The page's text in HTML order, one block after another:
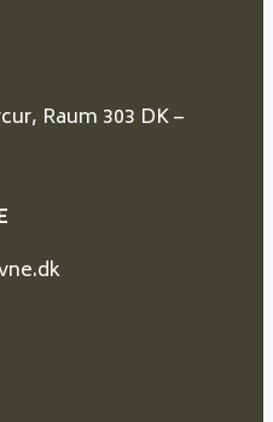
Raum 303 DK –